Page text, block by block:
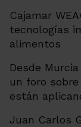
Cajamar
tecnologías
alimentos
Desde
un foro
están
Juan Carlos